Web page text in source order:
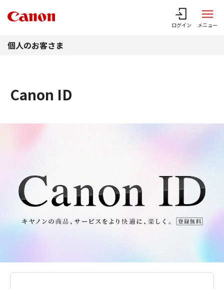
ログイン メニュー
個人のお客さま
Canon ID